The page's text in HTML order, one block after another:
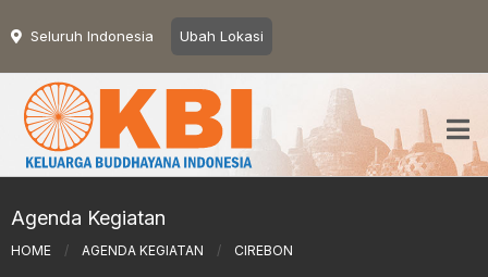
Seluruh Indonesia Ubah Lokasi
Agenda Kegiatan
HOME / AGENDA KEGIATAN / CIREBON